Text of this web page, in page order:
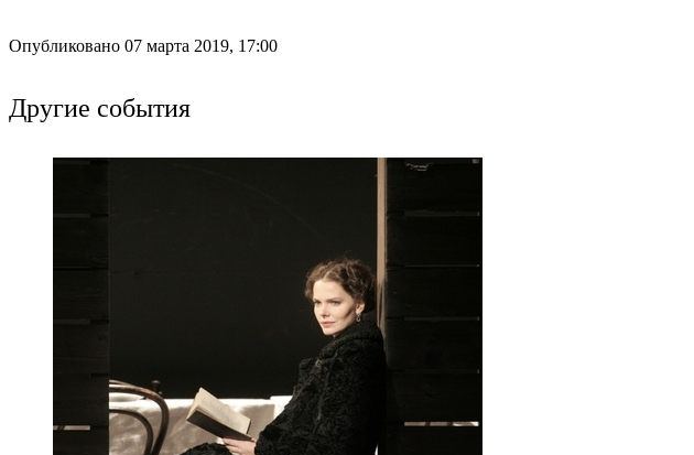
Опубликовано 07 марта 2019, 17:00
Другие события